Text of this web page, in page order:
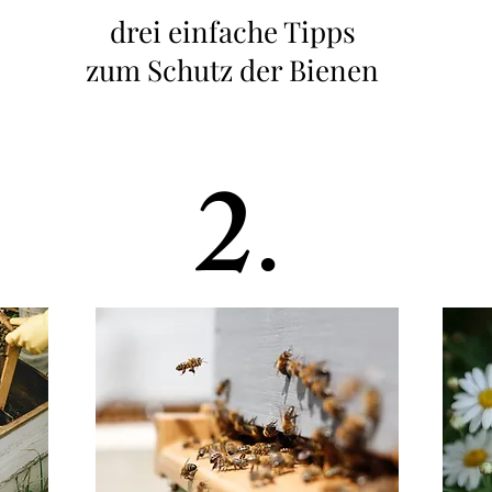
drei einfache Tipps
zum Schutz der Bienen
2.